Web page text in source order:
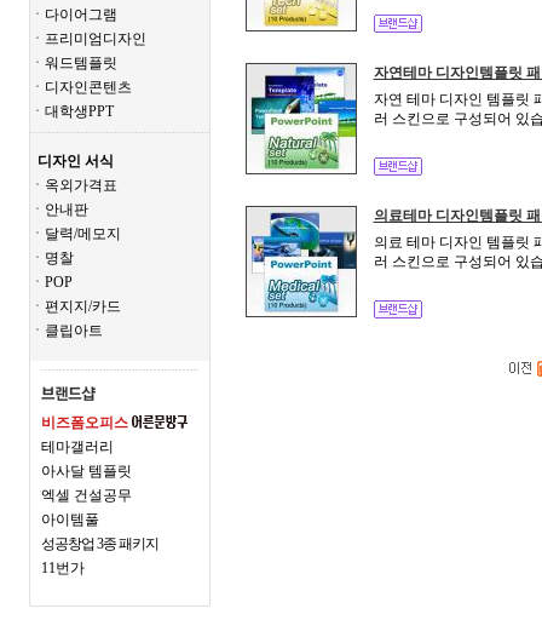
ㆍ다이어그램
ㆍ프리미엄디자인
ㆍ워드템플릿
ㆍ디자인콘텐츠
ㆍ대학생PPT
디자인 서식
ㆍ옥외가격표
ㆍ안내판
ㆍ달력/메모지
ㆍ명찰
ㆍPOP
ㆍ편지지/카드
ㆍ클립아트
비즈폼오피스
테마갤러리
아사달 템플릿
엑셀 건설공무
아이템풀
성공창업 3종 패키지
11번가
자연테마 디자인템플릿
자연 테마 디자인 템플릿
러 스킨으로 구성되어 있
의료테마 디자인템플릿
의료 테마 디자인 템플릿
러 스킨으로 구성되어 있